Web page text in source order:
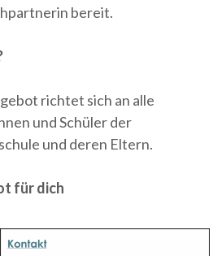
bereit.
richtet sich an alle
und Schüler der
und deren Eltern.
für dich